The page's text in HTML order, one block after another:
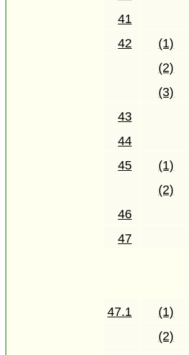
41
42
(1)
(2)
(3)
43
44
45
(1)
(2)
46
47
47.1
(1)
(2)